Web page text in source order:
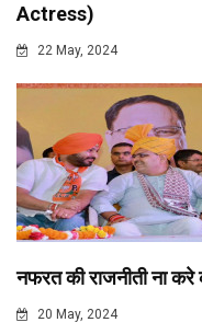
Actress)
22 May, 2024
नफरत की राजनीती ना करे
20 May, 2024